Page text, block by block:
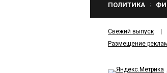
ПОЛИТИКА
Свежий выпуск
Размещение